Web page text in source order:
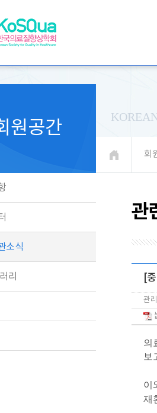
회
원공간
소식
리
관
[
관
의
보
이
재